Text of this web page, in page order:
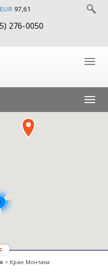
EUR 97,61
276-0050
> Кран Монтана